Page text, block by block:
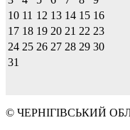
10 11 12 13 14 15 16
17 18 19 20 21 22 23
24 25 26 27 28 29 30
31
© ЧЕРНІГІВСЬКИЙ